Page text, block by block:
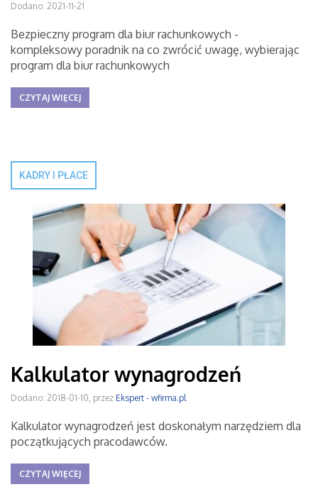
Dodano: 2021-11-21
Bezpieczny program dla biur rachunkowych -
kompleksowy poradnik na co zwrócić uwagę, wybierając
program dla biur rachunkowych
CZYTAJ WIĘCEJ
KADRY I PŁACE
Kalkulator wynagrodzeń
Dodano: 2018-01-10, przez Ekspert - wfirma.pl
Kalkulator wynagrodzeń jest doskonałym narzędziem dla
początkujących pracodawców.
CZYTAJ WIĘCEJ